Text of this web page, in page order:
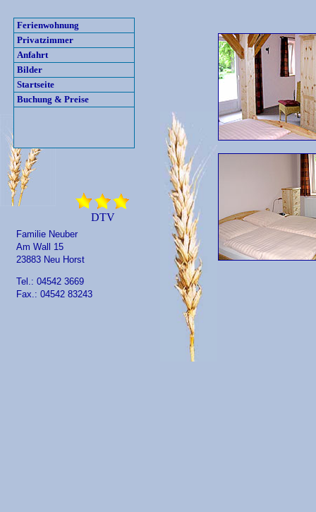
Ferienwohnung
Privatzimmer
Anfahrt
Bilder
Startseite
Buchung & Preise
Familie Neuber
Am Wall 15
23883 Neu Horst
Tel.: 04542 3669
Fax.: 04542 83243
DTV